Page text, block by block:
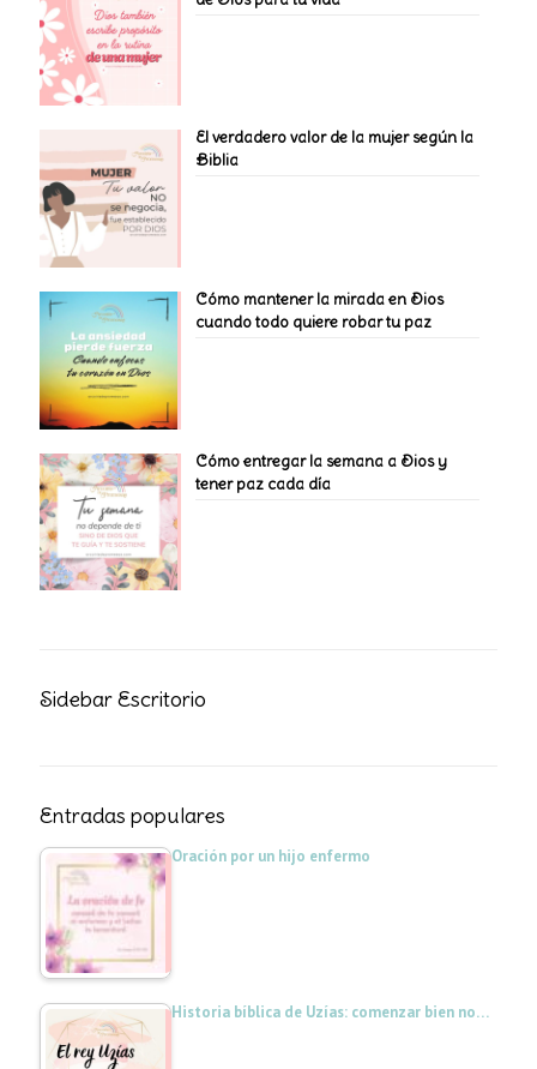
El verdadero valor de la mujer según la
Biblia
Cómo mantener la mirada en Dios
cuando todo quiere robar tu paz
Cómo entregar la semana a Dios y
tener paz cada día
Sidebar Escritorio
Entradas populares
Oración por un hijo enfermo
Historia bíblica de Uzías: comenzar bien no…